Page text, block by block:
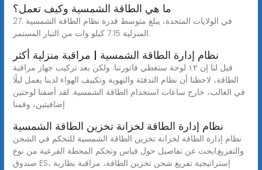
ما هي الطاقة الشمسية وكيف تعمل؟
27. في الولايات المتحدة، يبلغ متوسط قدرة نظام الطاقة الشمسية
المنزلية 7.15 كيلو وات من التيار المستمر.
نظام إدارة الطاقة الشمسية | مراقبة منزلية أكثر
قيل لنا إن ١٢ لوحة ستغطي فاتورتنا. ولكن بعد تركيب جهاز مراقبة
الطاقة، لاحظنا أن نظام التدفئة والتهوية وتكييف الهواء لدينا يعمل ليلًا
في الغالب، خارج ساعات استخدام الطاقة الشمسية. لقد أضفنا لوحتين
إضافيتين، وقمنا
نظام إدارة الطاقة لخزانة تخزين الطاقة الشمسية
نظام إدارة الطاقة لخزانة تخزين الطاقة الشمسية للتحكم في الشحن
والتفريغ,ابحث عن تفاصيل حول قياس وتحكم المحطة الفرعية من نوع
صندوق ES، إستراتيجية تفريغ شحن تخزين الطاقة، مراقبة بطارية